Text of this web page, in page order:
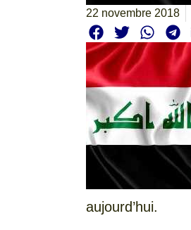
22 novembre 2018
aujourd’hui.